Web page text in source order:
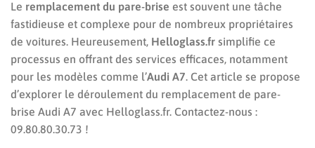
Le remplacement du pare-brise est souvent une tâche
fastidieuse et complexe pour de nombreux propriétaires
de voitures. Heureusement, Helloglass.fr simplifie ce
processus en offrant des services efficaces, notamment
pour les modèles comme l’Audi A7. Cet article se propose
d’explorer le déroulement du remplacement de pare-
brise Audi A7 avec Helloglass.fr. Contactez-nous :
09.80.80.30.73 !